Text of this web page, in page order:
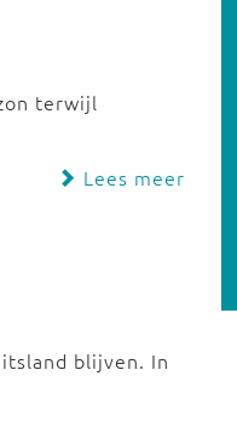
terwijl
Lees meer
blijven. In